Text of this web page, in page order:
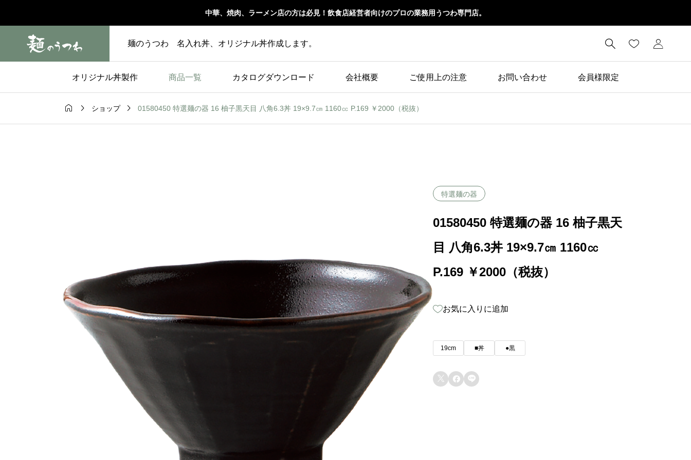
中華、焼肉、ラーメン店の方は必見！飲食店経営者向けのプロの業務用うつわ専門店。
麺のうつわ 名入れ丼、オリジナル丼作成します。 
オリジナル丼製作 商品一覧 カタログダウンロード 会社概要 ご使用上の注意 お問い合わせ 会員様限定
  ショップ  01580450 特選麺の器 16 柚子黒天目 八角6.3丼 19×9.7㎝ 1160㏄ P.169 ￥2000（税抜）
特選麺の器
01580450 特選麺の器 16 柚子黒天
目 八角6.3丼 19×9.7㎝ 1160㏄
P.169 ￥2000（税抜）
お気に入りに追加
19cm ■丼 ●黒
  